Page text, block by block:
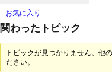
お気に入り
関わったトピック
トピックが見つかりません。他
ださい。